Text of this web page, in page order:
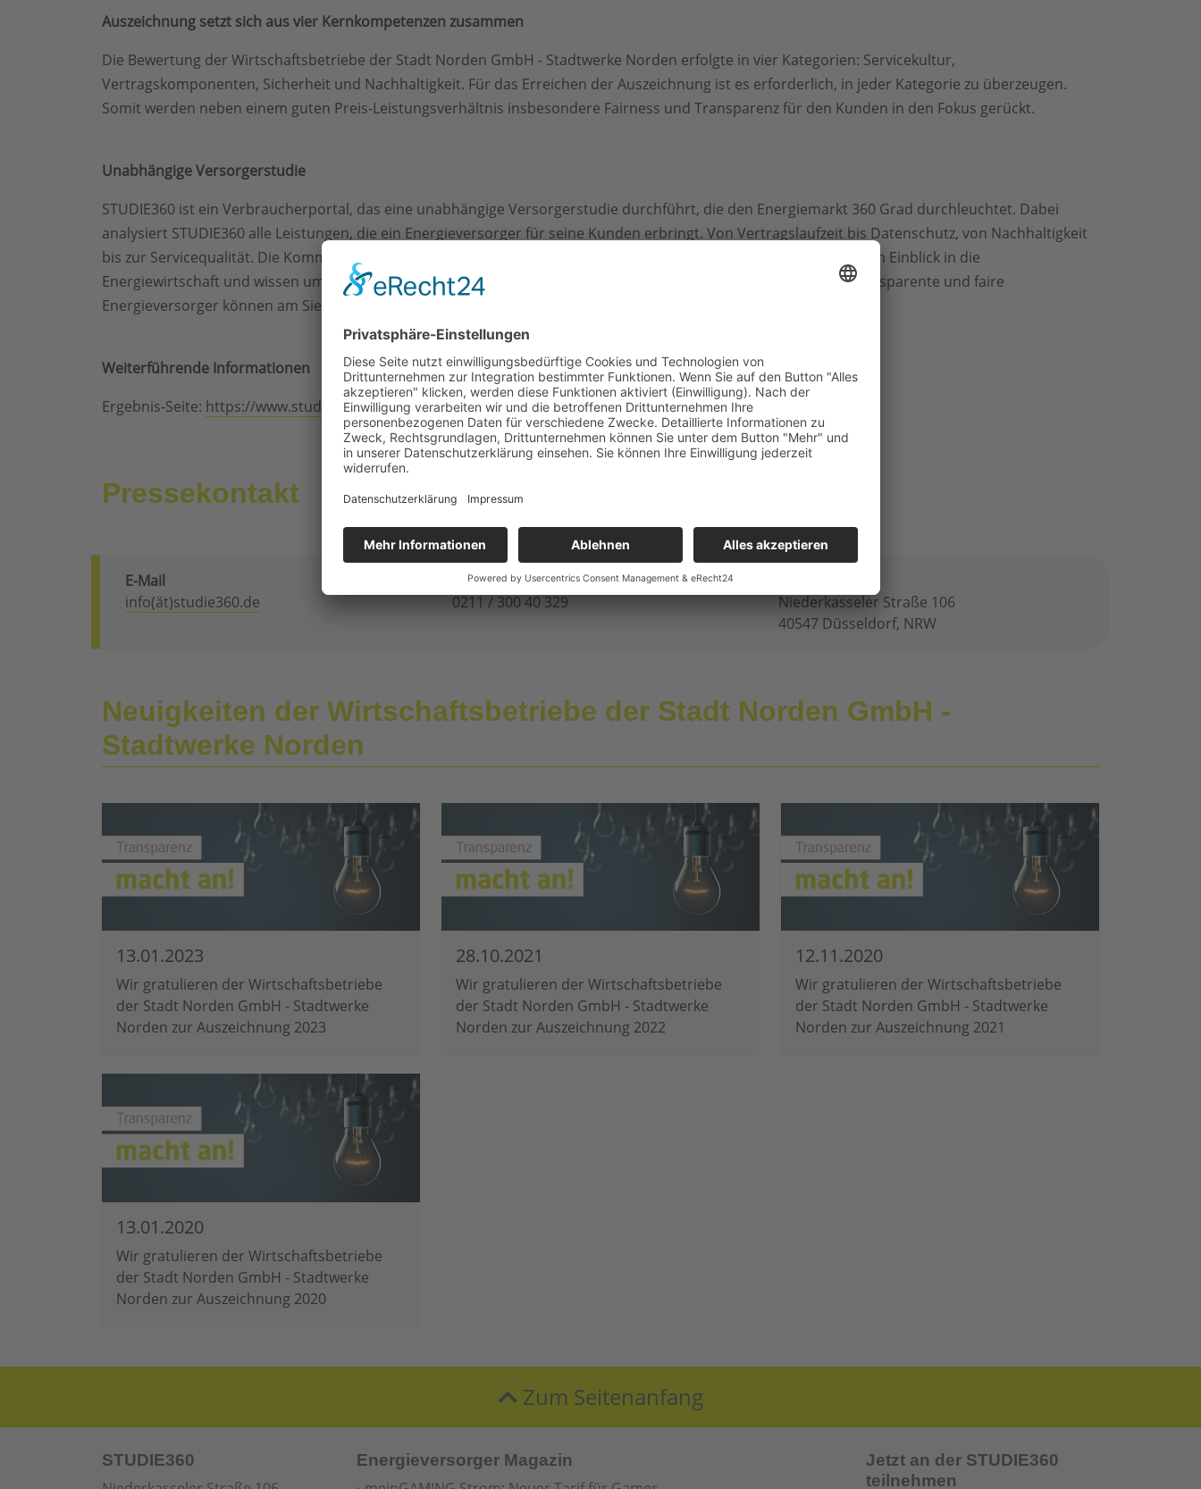
Auszeichnung setzt sich aus vier Kernkompetenzen zusammen
Die Bewertung der Wirtschaftsbetriebe der Stadt Norden GmbH - Stadtwerke Norden erfolgte in vier Kategorien: Servicekultur,
Vertragskomponenten, Sicherheit und Nachhaltigkeit. Für das Erreichen der Auszeichnung ist es erforderlich, in jeder Kategorie zu überzeugen.
Somit werden neben einem guten Preis-Leistungsverhältnis insbesondere Fairness und Transparenz für den Kunden in den Fokus gerückt.
Unabhängige Versorgerstudie
STUDIE360 ist ein Verbraucherportal, das eine unabhängige Versorgerstudie durchführt, die den Energiemarkt 360 Grad durchleuchtet. Dabei
analysiert STUDIE360 alle Leistungen, die ein Energieversorger für seine Kunden erbringt. Von Vertragslaufzeit bis Datenschutz, von Nachhaltigkeit
bis zur Servicequalität. Die Kommunikationsspezialisten und Analysten der STUDIE360 haben seit Jahren einen tiefen Einblick in die
Energiewirtschaft und wissen um deren Schwachstellen. Dieses Fachwissen wird mit den Verbrauchern geteilt. Transparente und faire
Energieversorger können am Siegel der STUDIE360 erkannt werden.
Weiterführende Informationen
Ergebnis-Seite: https://www.studie360.de/energieversorger/Wirtschaftsbetriebe-der-Stadt-Norden-GmbH.html
Pressekontakt
E-Mail
info(ät)studie360.de
Telefon
0211 / 300 40 329
Niederkasseler Straße 106
40547 Düsseldorf, NRW
Neuigkeiten der Wirtschaftsbetriebe der Stadt Norden GmbH -
Stadtwerke Norden
13.01.2023
Wir gratulieren der Wirtschaftsbetriebe
der Stadt Norden GmbH - Stadtwerke
Norden zur Auszeichnung 2023
28.10.2021
Wir gratulieren der Wirtschaftsbetriebe
der Stadt Norden GmbH - Stadtwerke
Norden zur Auszeichnung 2022
12.11.2020
Wir gratulieren der Wirtschaftsbetriebe
der Stadt Norden GmbH - Stadtwerke
Norden zur Auszeichnung 2021
13.01.2020
Wir gratulieren der Wirtschaftsbetriebe
der Stadt Norden GmbH - Stadtwerke
Norden zur Auszeichnung 2020
Zum Seitenanfang
STUDIE360 Energieversorger Magazin
Jetzt an der STUDIE360
teilnehmen